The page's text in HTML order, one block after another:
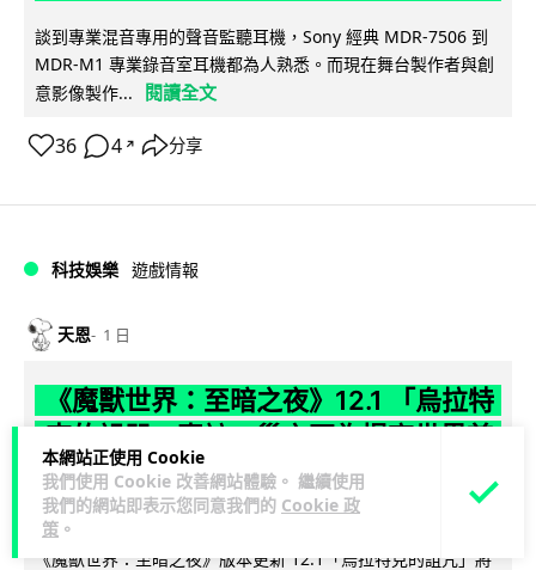
本網站正使用 Cookie
我們使用 Cookie 改善網站體驗。 繼續使用
我們的網站即表示您同意我們的 Cookie 政
策 。
談到專業混音專用的聲音監聽耳機，Sony 經典 MDR-7506 到
MDR-M1 專業錄音室耳機都為人熟悉。而現在舞台製作者與創
意影像製作...
閱讀全文
36 4 ↗ 分享
科技娛樂 遊戲情報
天恩 1 日
《魔獸世界：至暗之夜》12.1 「烏拉特
克的詛咒」專訪：巢穴不為提高世界首
領門檻而設 《諸王之眠》縮短約 10 分
鐘
《魔獸世界：至暗之夜》版本更新 12.1「烏拉特克的詛咒」將